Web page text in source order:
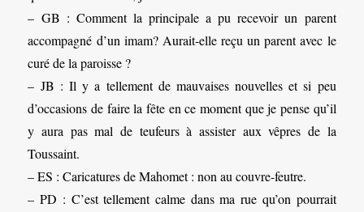
– GB : Comment la principale a pu recevoir un parent
accompagné d’un imam? Aurait-elle reçu un parent avec le
curé de la paroisse ?
– JB : Il y a tellement de mauvaises nouvelles et si peu
d’occasions de faire la fête en ce moment que je pense qu’il
y aura pas mal de teufeurs à assister aux vêpres de la
Toussaint.
– ES : Caricatures de Mahomet : non au couvre-feutre.
– PD : C’est tellement calme dans ma rue qu’on pourrait